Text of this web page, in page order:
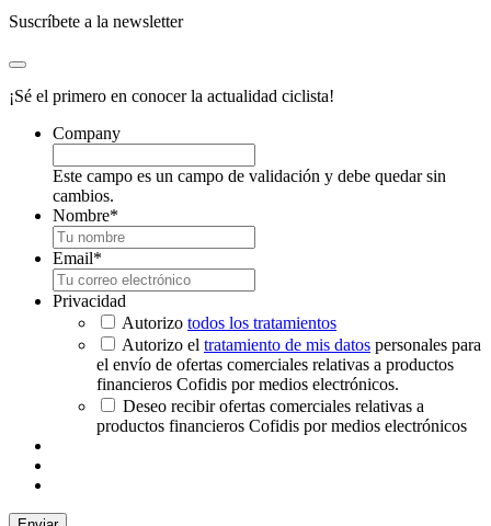
Suscríbete a la newsletter
¡Sé el primero en conocer la actualidad ciclista!
Company
Este campo es un campo de validación y debe quedar sin
cambios.
Nombre*
Email*
Privacidad
Autorizo todos los tratamientos
Autorizo el tratamiento de mis datos personales para
el envío de ofertas comerciales relativas a productos
financieros Cofidis por medios electrónicos.
Deseo recibir ofertas comerciales relativas a
productos financieros Cofidis por medios electrónicos